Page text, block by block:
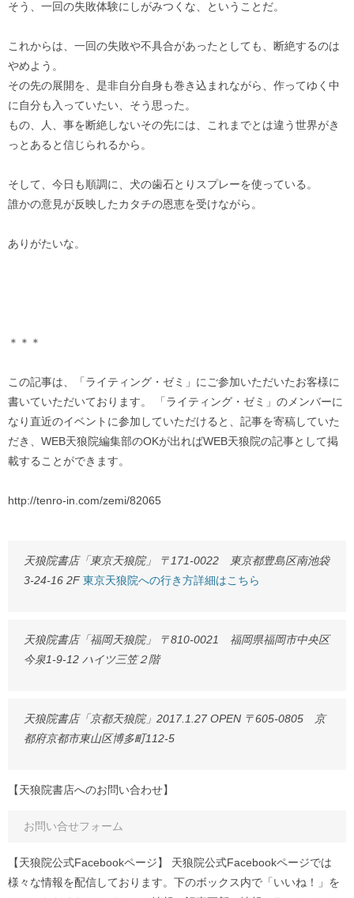
そう、一回の失敗体験にしがみつくな、ということだ。
これからは、一回の失敗や不具合があったとしても、断絶するのは
やめよう。
その先の展開を、是非自分自身も巻き込まれながら、作ってゆく中
に自分も入っていたい、そう思った。
もの、人、事を断絶しないその先には、これまでとは違う世界がき
っとあると信じられるから。
そして、今日も順調に、犬の歯石とりスプレーを使っている。
誰かの意見が反映したカタチの恩恵を受けながら。
ありがたいな。
＊＊＊
この記事は、「ライティング・ゼミ」にご参加いただいたお客様に
書いていただいております。 「ライティング・ゼミ」のメンバーに
なり直近のイベントに参加していただけると、記事を寄稿していた
だき、WEB天狼院編集部のOKが出ればWEB天狼院の記事として掲
載することができます。
http://tenro-in.com/zemi/82065
天狼院書店「東京天狼院」 〒171-0022 東京都豊島区南池袋
3-24-16 2F 東京天狼院への行き方詳細はこちら
天狼院書店「福岡天狼院」 〒810-0021 福岡県福岡市中央区
今泉1-9-12 ハイツ三笠２階
天狼院書店「京都天狼院」2017.1.27 OPEN 〒605-0805 京
都府京都市東山区博多町112-5
【天狼院書店へのお問い合わせ】
お問い合せフォーム
【天狼院公式Facebookページ】 天狼院公式Facebookページでは
様々な情報を配信しております。下のボックス内で「いいね！」を